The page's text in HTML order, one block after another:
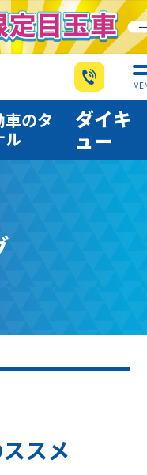
のタ
ル
ダイキ
ュー
スメ